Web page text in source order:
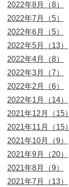
2022年8月（8）
2022年7月（5）
2022年6月（5）
2022年5月（13）
2022年4月（8）
2022年3月（7）
2022年2月（6）
2022年1月（14）
2021年12月（15）
2021年11月（15）
2021年10月（9）
2021年9月（20）
2021年8月（9）
2021年7月（13）